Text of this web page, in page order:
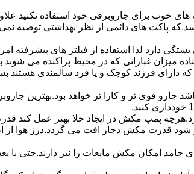
خوب برای جاروبرقی خود استفاده نکنید
پاکت های دائمی از نظر بهداشتی توصیه
دارد لذا استفاده از فیلتر های پیشرفته
از این فیلترها به دام افتاده میزان غباراتی که در
که دارای فرزند کوچک و یا فرد سالمندی
جارو قوی تر و کارا تر خواهد بود.بهترین
پمپ مکش در ایجاد خلا بهتر عمل کند
مکش جارو برقی تاثیر گذار است.مثلا اگر طول خرطومی بیش از حدود 2 متر
امکان مکش مایعات را نیز دارند.حتی با